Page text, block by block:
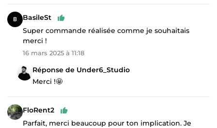
BasileSt
Super commande réalisée comme je souhaitais
merci !
16 mars 2025 à 11:18
Réponse de Under6_Studio
Merci !🤩
FloRent2
Parfait, merci beaucoup pour ton implication. Je